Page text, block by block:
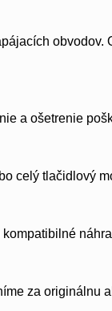
obvodov.
a ošetrenie
celý tlačidlový
za originálnu